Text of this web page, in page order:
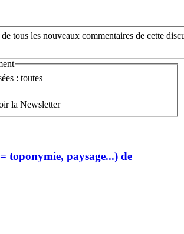
tous les nouveaux commentaires de cette
: toutes
la Newsletter
toponymie, paysage...) de